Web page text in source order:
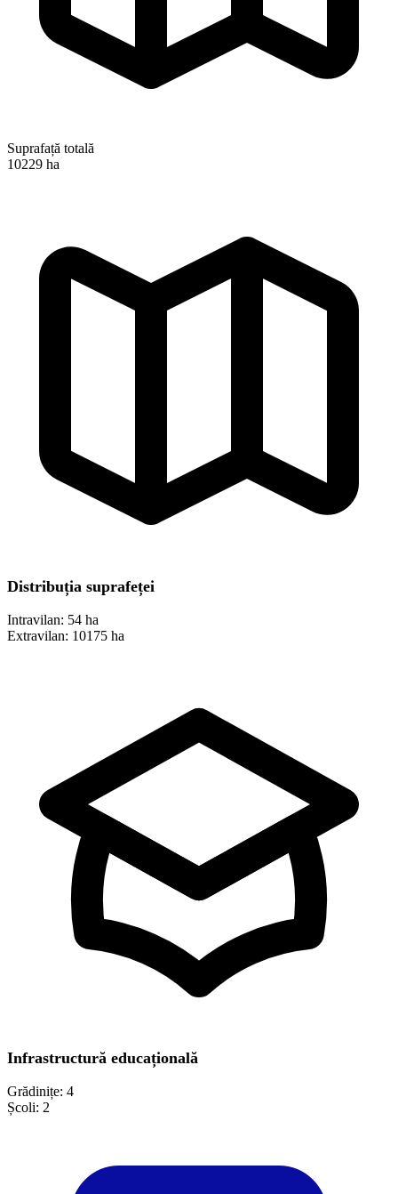
Suprafață totală
10229 ha
Distribuția suprafeței
Intravilan: 54 ha
Extravilan: 10175 ha
Infrastructură educațională
Grădinițe: 4
Școli: 2